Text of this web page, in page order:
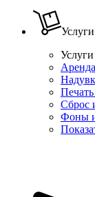
Услуги
Услуги
Сброс
Фоны